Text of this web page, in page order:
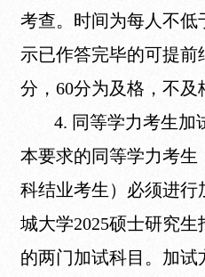
考查。时间为每人不低
示已作答完毕的可提前
分，60分为及格，不及
4. 同等学力考生加
本要求的同等学力考
科结业考生）必须进
城大学2025硕士研究
的两门加试科目。加试